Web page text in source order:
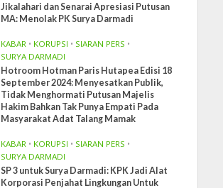
Jikalahari dan Senarai Apresiasi Putusan
MA: Menolak PK Surya Darmadi
KABAR • KORUPSI • SIARAN PERS •
SURYA DARMADI
Hotroom Hotman Paris Hutapea Edisi 18
September 2024: Menyesatkan Publik,
Tidak Menghormati Putusan Majelis
Hakim Bahkan Tak Punya Empati Pada
Masyarakat Adat Talang Mamak
KABAR • KORUPSI • SIARAN PERS •
SURYA DARMADI
SP 3 untuk Surya Darmadi: KPK Jadi Alat
Korporasi Penjahat Lingkungan Untuk